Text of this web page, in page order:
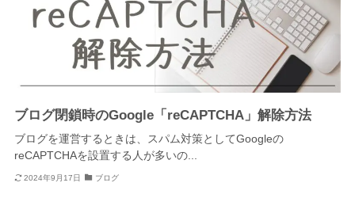
ブログ閉鎖時のGoogle「reCAPTCHA」解除方法
ブログを運営するときは、スパム対策としてGoogleの
reCAPTCHAを設置する人が多いの...
2024年9月17日 ブログ